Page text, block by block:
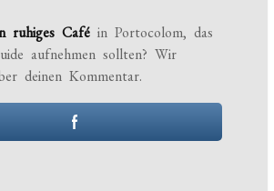
ruhiges Café in Portocolom, das
aufnehmen sollten? Wir
deinen Kommentar.